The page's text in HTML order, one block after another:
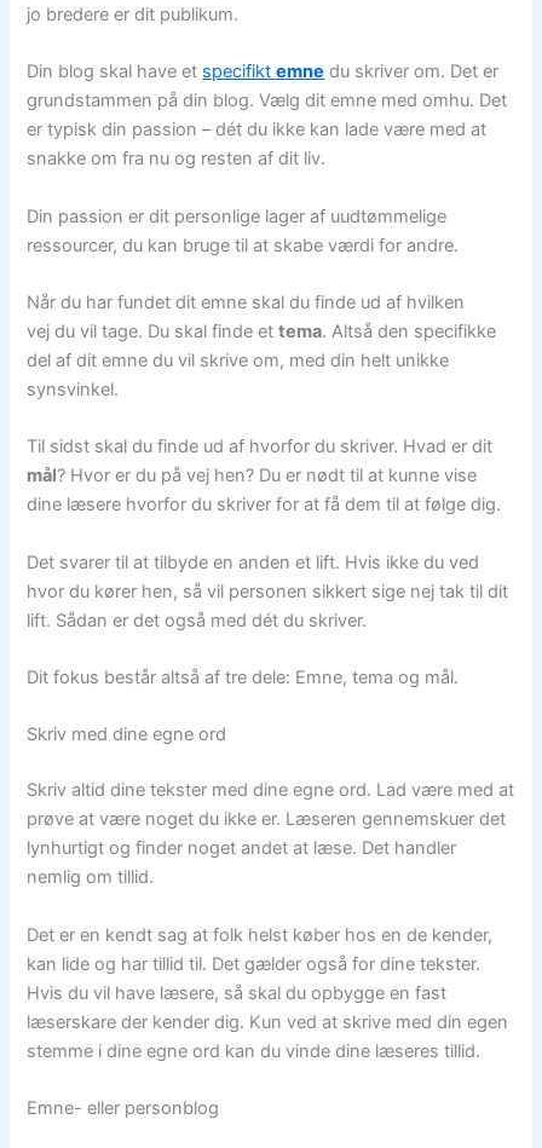
jo bredere er dit publikum.
Din blog skal have et specifiktemne du skriver om. Det er
grundstammen på din blog. Vælg dit emne med omhu. Det
er typisk din passion – dét du ikke kan lade være med at
snakke om fra nu og resten af dit liv.
Din passion er dit personlige lager af uudtømmelige
ressourcer, du kan bruge til at skabe værdi for andre.
Når du har fundet dit emne skal du finde ud af hvilken
vej du vil tage. Du skal finde ettema. Altså den specifikke
del af dit emne du vil skrive om, med din helt unikke
synsvinkel.
Til sidst skal du finde ud af hvorfor du skriver. Hvad er dit
mål? Hvor er du på vej hen? Du er nødt til at kunne vise
dine læsere hvorfor du skriver for at få dem til at følge dig.
Det svarer til at tilbyde en anden et lift. Hvis ikke du ved
hvor du kører hen, så vil personen sikkert sige nej tak til dit
lift. Sådan er det også med dét du skriver.
Dit fokus består altså af tre dele: Emne, tema og mål.
Skriv med dine egne ord
Skriv altid dine tekster med dine egne ord. Lad være med at
prøve at være noget du ikke er. Læseren gennemskuer det
lynhurtigt og finder noget andet at læse. Det handler
nemlig om tillid.
Det er en kendt sag at folk helst køber hos en de kender,
kan lide og har tillid til. Det gælder også for dine tekster.
Hvis du vil have læsere, så skal du opbygge en fast
læserskare der kender dig. Kun ved at skrive med din egen
stemme i dine egne ord kan du vinde dine læseres tillid.
Emne- eller personblog